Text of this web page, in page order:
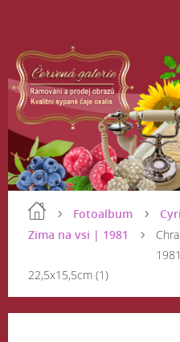
Fotoalbum
Zima na vsi | 1981
22,5x15,5cm (1)